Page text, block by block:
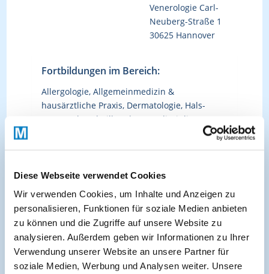
Diese Webseite verwendet Cookies
Wir verwenden Cookies, um Inhalte und Anzeigen zu
personalisieren, Funktionen für soziale Medien anbieten
zu können und die Zugriffe auf unsere Website zu
analysieren. Außerdem geben wir Informationen zu Ihrer
Verwendung unserer Website an unsere Partner für
soziale Medien, Werbung und Analysen weiter. Unsere
Venerologie Carl-
Neuberg-Straße 1
30625 Hannover
Fortbildungen im Bereich:
Allergologie, Allgemeinmedizin &
hausärztliche Praxis, Dermatologie, Hals-
Nasen-Ohrenheilkunde, Interdisziplinär,
Kürzlich hinzugefügte Kurse:
Angioödem im Visier präzise Diagnostik
Archivierte Kurse: